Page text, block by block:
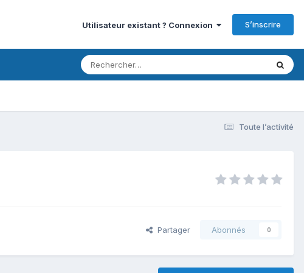
Utilisateur existant ? Connexion S’inscrire
Toute l’activité
Partager Abonnés 0